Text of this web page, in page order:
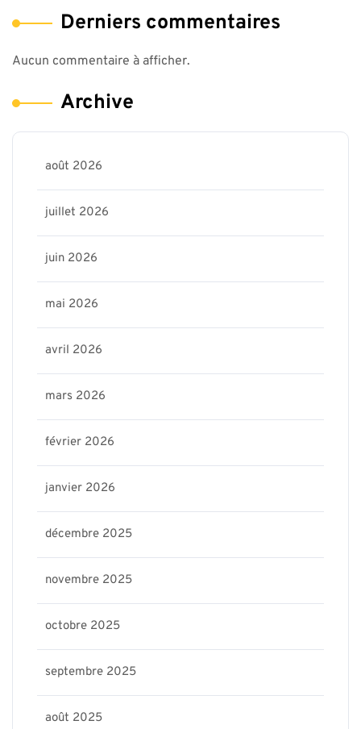
Derniers commentaires
Aucun commentaire à afficher.
Archive
août 2026
juillet 2026
juin 2026
mai 2026
avril 2026
mars 2026
février 2026
janvier 2026
décembre 2025
novembre 2025
octobre 2025
septembre 2025
août 2025